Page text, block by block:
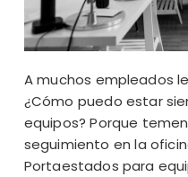
A muchos empleados
¿Cómo puedo estar
equipos? Porque
seguimiento en la
Portaestados para